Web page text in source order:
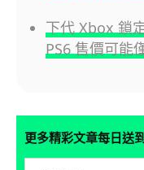
下代 Xbox 鎖
PS6 售價可能
更多精彩文章每日送